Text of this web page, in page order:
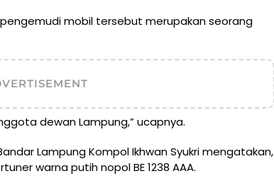
mobil tersebut merupakan seorang
dewan Lampung,” ucapnya.
Lampung Kompol Ikhwan Syukri mengatakan,
warna putih nopol BE 1238 AAA.